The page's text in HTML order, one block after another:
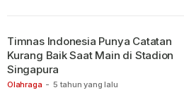
Olahraga - 5 tahun yang lalu
Timnas Indonesia Punya Catatan
Kurang Baik Saat Main di Stadion
Singapura